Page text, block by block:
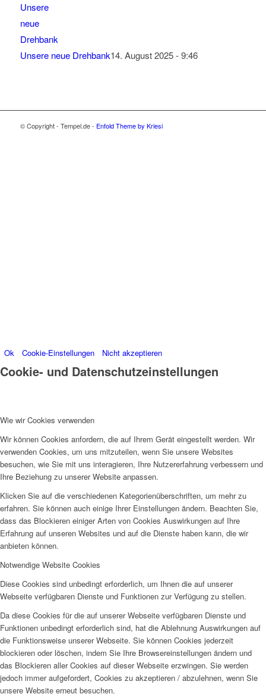
Unsere neue Drehbank14. August 2025 - 9:46
© Copyright - Tempel.de - Enfold Theme by Kriesi
Ok Cookie-Einstellungen Nicht akzeptieren
Cookie- und Datenschutzeinstellungen
Wie wir Cookies verwenden
Wir können Cookies anfordern, die auf Ihrem Gerät eingestellt werden. Wir
verwenden Cookies, um uns mitzuteilen, wenn Sie unsere Websites
besuchen, wie Sie mit uns interagieren, Ihre Nutzererfahrung verbessern und
Ihre Beziehung zu unserer Website anpassen.
Klicken Sie auf die verschiedenen Kategorienüberschriften, um mehr zu
erfahren. Sie können auch einige Ihrer Einstellungen ändern. Beachten Sie,
dass das Blockieren einiger Arten von Cookies Auswirkungen auf Ihre
Erfahrung auf unseren Websites und auf die Dienste haben kann, die wir
anbieten können.
Notwendige Website Cookies
Diese Cookies sind unbedingt erforderlich, um Ihnen die auf unserer
Webseite verfügbaren Dienste und Funktionen zur Verfügung zu stellen.
Da diese Cookies für die auf unserer Webseite verfügbaren Dienste und
Funktionen unbedingt erforderlich sind, hat die Ablehnung Auswirkungen auf
die Funktionsweise unserer Webseite. Sie können Cookies jederzeit
blockieren oder löschen, indem Sie Ihre Browsereinstellungen ändern und
das Blockieren aller Cookies auf dieser Webseite erzwingen. Sie werden
jedoch immer aufgefordert, Cookies zu akzeptieren / abzulehnen, wenn Sie
unsere Website erneut besuchen.